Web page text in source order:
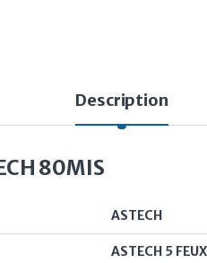
Description
80MIS
ASTECH
ASTECH 5